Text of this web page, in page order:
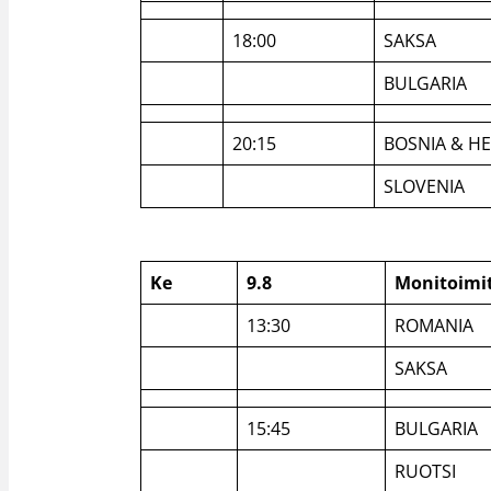
18:00
SAKSA
BULGARIA
20:15
BOSNIA &
SLOVENIA
Ke 9.8
13:30
ROMANIA
SAKSA
15:45
BULGARIA
RUOTSI